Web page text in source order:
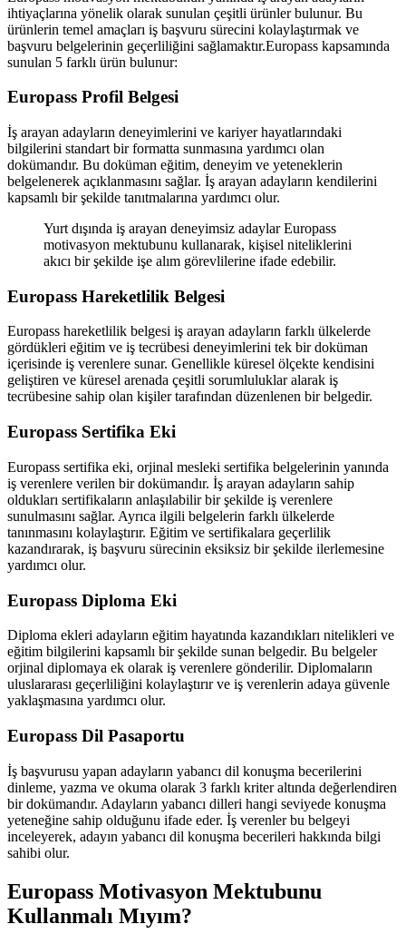
ihtiyaçlarına yönelik olarak sunulan çeşitli ürünler bulunur. Bu
ürünlerin temel amaçları iş başvuru sürecini kolaylaştırmak ve
başvuru belgelerinin geçerliliğini sağlamaktır.Europass kapsamında
sunulan 5 farklı ürün bulunur:
Europass Profil Belgesi
İş arayan adayların deneyimlerini ve kariyer hayatlarındaki
bilgilerini standart bir formatta sunmasına yardımcı olan
dokümandır. Bu doküman eğitim, deneyim ve yeteneklerin
belgelenerek açıklanmasını sağlar. İş arayan adayların kendilerini
kapsamlı bir şekilde tanıtmalarına yardımcı olur.
Yurt dışında iş arayan deneyimsiz adaylar Europass
motivasyon mektubunu kullanarak, kişisel niteliklerini
akıcı bir şekilde işe alım görevlilerine ifade edebilir.
Europass Hareketlilik Belgesi
Europass hareketlilik belgesi iş arayan adayların farklı ülkelerde
gördükleri eğitim ve iş tecrübesi deneyimlerini tek bir doküman
içerisinde iş verenlere sunar. Genellikle küresel ölçekte kendisini
geliştiren ve küresel arenada çeşitli sorumluluklar alarak iş
tecrübesine sahip olan kişiler tarafından düzenlenen bir belgedir.
Europass Sertifika Eki
Europass sertifika eki, orjinal mesleki sertifika belgelerinin yanında
iş verenlere verilen bir dokümandır. İş arayan adayların sahip
oldukları sertifikaların anlaşılabilir bir şekilde iş verenlere
sunulmasını sağlar. Ayrıca ilgili belgelerin farklı ülkelerde
tanınmasını kolaylaştırır. Eğitim ve sertifikalara geçerlilik
kazandırarak, iş başvuru sürecinin eksiksiz bir şekilde ilerlemesine
yardımcı olur.
Europass Diploma Eki
Diploma ekleri adayların eğitim hayatında kazandıkları nitelikleri ve
eğitim bilgilerini kapsamlı bir şekilde sunan belgedir. Bu belgeler
orjinal diplomaya ek olarak iş verenlere gönderilir. Diplomaların
uluslararası geçerliliğini kolaylaştırır ve iş verenlerin adaya güvenle
yaklaşmasına yardımcı olur.
Europass Dil Pasaportu
İş başvurusu yapan adayların yabancı dil konuşma becerilerini
dinleme, yazma ve okuma olarak 3 farklı kriter altında değerlendiren
bir dokümandır. Adayların yabancı dilleri hangi seviyede konuşma
yeteneğine sahip olduğunu ifade eder. İş verenler bu belgeyi
inceleyerek, adayın yabancı dil konuşma becerileri hakkında bilgi
sahibi olur.
Europass Motivasyon Mektubunu
Kullanmalı Mıyım?